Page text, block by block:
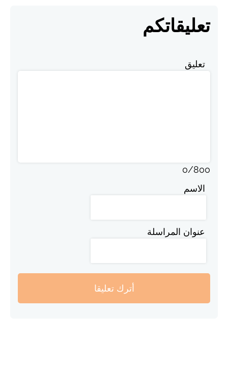
تعليقاتكم
تعليق
0/800
الاسم
عنوان المراسلة
أترك تعليقا